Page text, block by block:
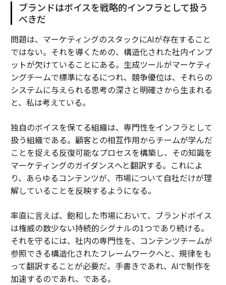
ブランドはボイスを戦略的インフラとして扱う
べきだ
問題は、マーケティングのスタックにAIが存在すること
ではない。それを導くための、構造化された社内インプ
ットが欠けていることにある。生成ツールがマーケティ
ングチームで標準になるにつれ、競争優位は、それらの
システムに与えられる思考の深さと明確さから生まれる
と、私は考えている。
独自のボイスを保てる組織は、専門性をインフラとして
扱う組織である。顧客との相互作用からチームが学んだ
ことを捉える反復可能なプロセスを構築し、その知識を
マーケティングのガイダンスへと翻訳する。これによ
り、あらゆるコンテンツが、市場について自社だけが理
解していることを反映するようになる。
率直に言えば、飽和した市場において、ブランドボイス
は権威の数少ない持続的シグナルの1つであり続ける。
それを守るには、社内の専門性を、コンテンツチームが
参照できる構造化されたフレームワークへと、規律をも
って翻訳することが必要だ。手書きであれ、AIで制作を
加速するのであれ、である。